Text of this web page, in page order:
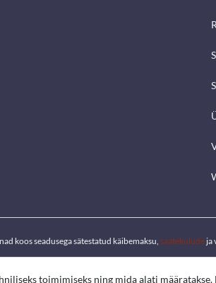
koos seadusega sätestatud käibemaksu, saatekuludeja
toimimiseks ning mida alati